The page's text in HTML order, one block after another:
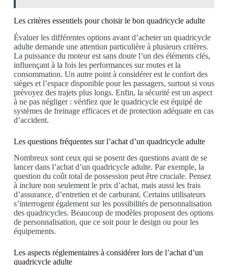
Les critères essentiels pour choisir le bon quadricycle adulte
Évaluer les différentes options avant d’acheter un quadricycle
adulte demande une attention particulière à plusieurs critères.
La puissance du moteur est sans doute l’un des éléments clés,
influençant à la fois les performances sur routes et la
consommation. Un autre point à considérer est le confort des
sièges et l’espace disponible pour les passagers, surtout si vous
prévoyez des trajets plus longs. Enfin, la sécurité est un aspect
à ne pas négliger : vérifiez que le quadricycle est équipé de
systèmes de freinage efficaces et de protection adéquate en cas
d’accident.
Les questions fréquentes sur l’achat d’un quadricycle adulte
Nombreux sont ceux qui se posent des questions avant de se
lancer dans l’achat d’un quadricycle adulte. Par exemple, la
question du coût total de possession peut être cruciale. Pensez
à inclure non seulement le prix d’achat, mais aussi les frais
d’assurance, d’entretien et de carburant. Certains utilisateurs
s’interrogent également sur les possibilités de personnalisation
des quadricycles. Beaucoup de modèles proposent des options
de personnalisation, que ce soit pour le design ou pour les
équipements.
Les aspects réglementaires à considérer lors de l’achat d’un
quadricycle adulte